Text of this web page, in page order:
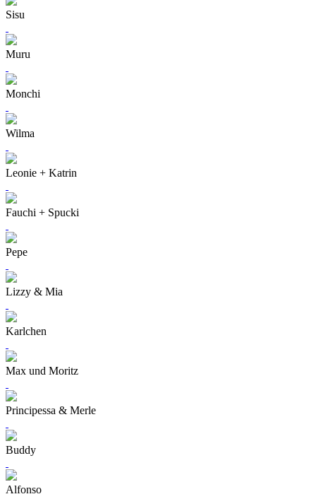
Sisu
Muru
Monchi
Wilma
Leonie + Katrin
Fauchi + Spucki
Pepe
Lizzy & Mia
Karlchen
Max und Moritz
Principessa & Merle
Buddy
Alfonso